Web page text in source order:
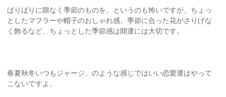
ばりばりに隙なく季節のものを、というのも怖いですが、ちょっ
としたマフラーや帽子のおしゃれ感、季節に合った花がさりげな
く飾るなど、ちょっとした季節感は開運には大切です。
春夏秋冬いつもジャージ、のような感じではいい恋愛運はやって
こないですよ。